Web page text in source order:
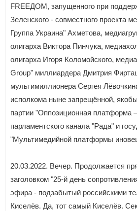
FREEДОМ, запущенного при
Зеленского - совместного проекта
Группа Украина" Ахметова,
олигарха Виктора Пинчука,
олигарха Игоря Коломойского,
Group" миллиардера Дмитрия
мультимиллионера Сергея
исполкома ныне запрещённой,
партии "Оппозиционная платформа
парламентского канала "Рада" и
"Мультимедийной платформы
20.03.2022. Вечер. Продолжается
заголовком "25-й день
эфира - подзабытый российскими
Киселёв. Да, тот самый Киселёв.